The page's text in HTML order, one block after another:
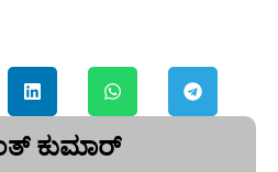
ಕುಮಾರ್‌